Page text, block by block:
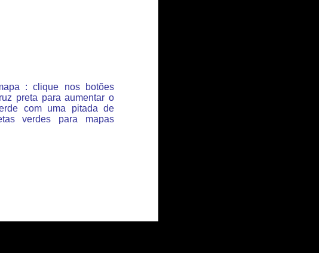
: clique nos botões
preta para aumentar o
com uma pitada de
verdes para mapas